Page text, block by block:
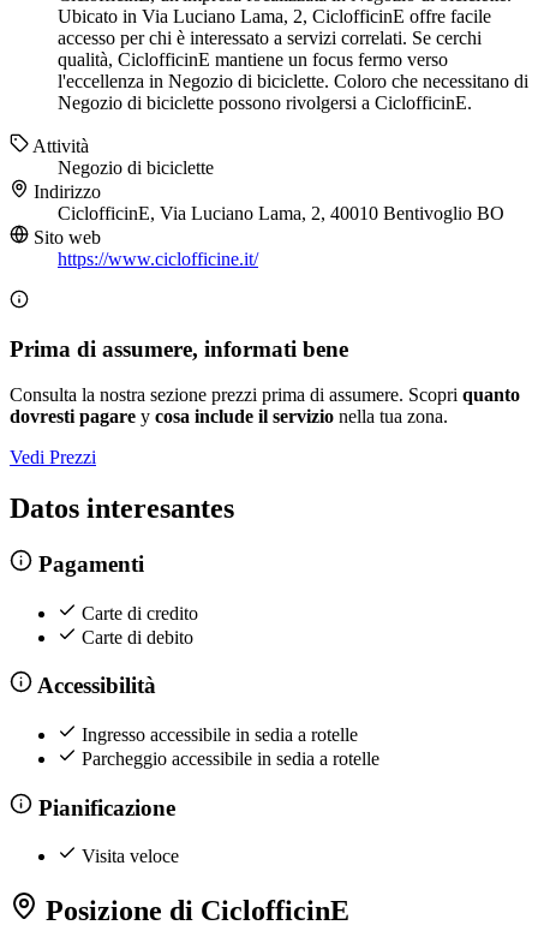
Ubicato in Via Luciano Lama, 2, CiclofficinE offre facile
accesso per chi è interessato a servizi correlati. Se cerchi
qualità, CiclofficinE mantiene un focus fermo verso
l'eccellenza in Negozio di biciclette. Coloro che necessitano di
Negozio di biciclette possono rivolgersi a CiclofficinE.
Attività
Negozio di biciclette
Indirizzo
CiclofficinE, Via Luciano Lama, 2, 40010 Bentivoglio BO
Sito web
https://www.ciclofficine.it/
Prima di assumere, informati bene
Consulta la nostra sezione prezzi prima di assumere. Scopri quanto
dovresti pagare y cosa include il servizio nella tua zona.
Vedi Prezzi
Datos interesantes
Pagamenti
Carte di credito
Carte di debito
Accessibilità
Ingresso accessibile in sedia a rotelle
Parcheggio accessibile in sedia a rotelle
Pianificazione
Visita veloce
Posizione di CiclofficinE